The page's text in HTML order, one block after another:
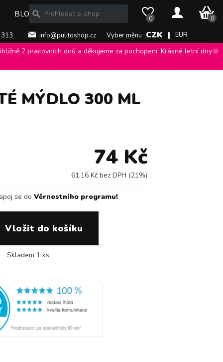
info@pulitoshop.cz Vyber měnu CZK | EUR
BLOG 0 0
0 Kč
2 pracovních dnů a děkujeme za pochopení. Krásné letní dny🌞
300 ml
MÝDLO 300 ML
74 Kč
61,16 Kč bez DPH (21%)
se do Věrnostního programu!
Skladem 1 ks